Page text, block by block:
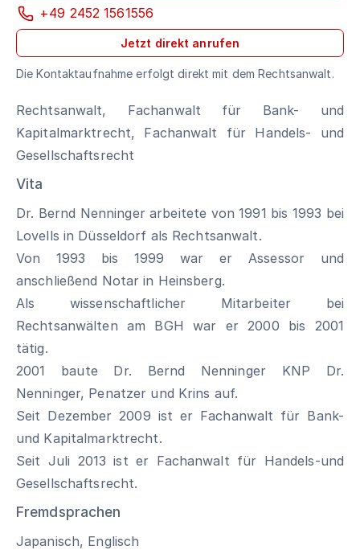
+49 2452 1561556
Jetzt direkt anrufen
Die Kontaktaufnahme erfolgt direkt mit dem Rechtsanwalt.
Rechtsanwalt, Fachanwalt für Bank- und
Kapitalmarktrecht, Fachanwalt für Handels- und
Gesellschaftsrecht
Vita
Dr. Bernd Nenninger arbeitete von 1991 bis 1993 bei
Lovells in Düsseldorf als Rechtsanwalt.
Von 1993 bis 1999 war er Assessor und
anschließend Notar in Heinsberg.
Als wissenschaftlicher Mitarbeiter bei
Rechtsanwälten am BGH war er 2000 bis 2001
tätig.
2001 baute Dr. Bernd Nenninger KNP Dr.
Nenninger, Penatzer und Krins auf.
Seit Dezember 2009 ist er Fachanwalt für Bank-
und Kapitalmarktrecht.
Seit Juli 2013 ist er Fachanwalt für Handels-und
Gesellschaftsrecht.
Fremdsprachen
Japanisch, Englisch